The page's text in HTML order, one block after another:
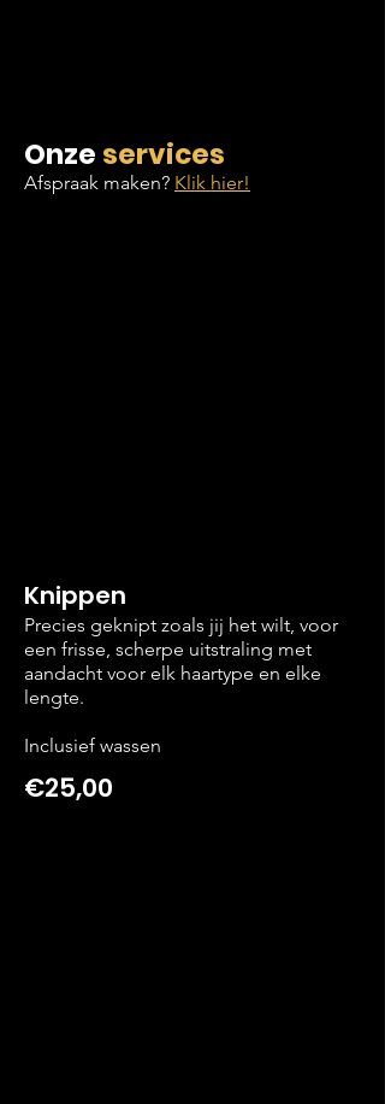
Onze services
Afspraak maken? Klik hier!
Knippen
Precies geknipt zoals jij het wilt, voor
een frisse, scherpe uitstraling met
aandacht voor elk haartype en elke
lengte.
Inclusief wassen
€25,00